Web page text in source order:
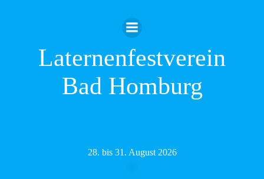
Inhalt
springen
Laternenfestverein
Bad Homburg
28. bis 31. August 2026